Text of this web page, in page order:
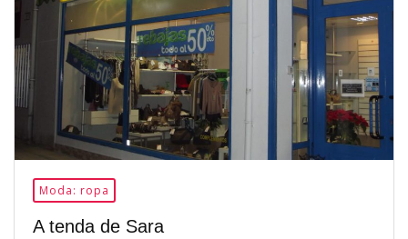
Moda: ropa
A tenda de Sara